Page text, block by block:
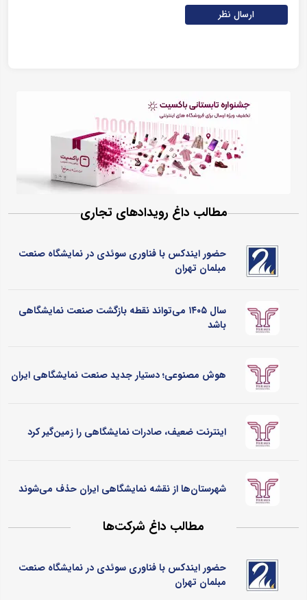
ارسال نظر
مطالب داغ رویدادهای تجاری
حضور ایندکس با فناوری سوئدی در نمایشگاه صنعت
مبلمان تهران
سال ۱۴۰۵ می‌تواند نقطه بازگشت صنعت نمایشگاهی
باشد
هوش مصنوعی؛ دستیار جدید صنعت نمایشگاهی ایران
اینترنت ضعیف، صادرات نمایشگاهی را زمین‌گیر کرد
شهرستان‌ها از نقشه نمایشگاهی ایران حذف می‌شوند
مطالب داغ شرکت‌ها
حضور ایندکس با فناوری سوئدی در نمایشگاه صنعت
مبلمان تهران